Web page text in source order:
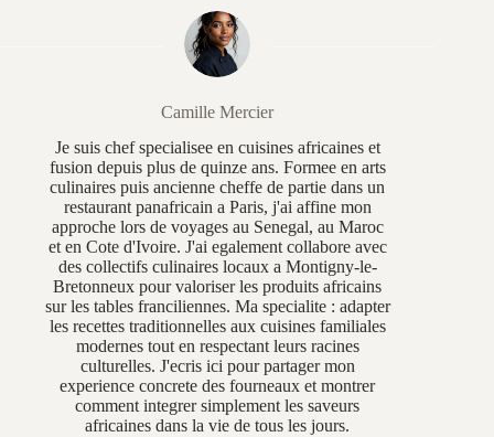
Camille Mercier
Je suis chef specialisee en cuisines africaines et
fusion depuis plus de quinze ans. Formee en arts
culinaires puis ancienne cheffe de partie dans un
restaurant panafricain a Paris, j'ai affine mon
approche lors de voyages au Senegal, au Maroc
et en Cote d'Ivoire. J'ai egalement collabore avec
des collectifs culinaires locaux a Montigny-le-
Bretonneux pour valoriser les produits africains
sur les tables franciliennes. Ma specialite : adapter
les recettes traditionnelles aux cuisines familiales
modernes tout en respectant leurs racines
culturelles. J'ecris ici pour partager mon
experience concrete des fourneaux et montrer
comment integrer simplement les saveurs
africaines dans la vie de tous les jours.